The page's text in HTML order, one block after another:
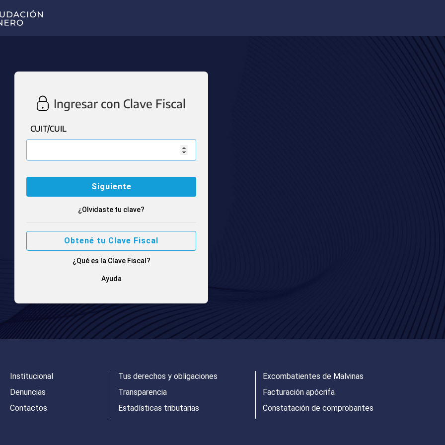
Ingresar con Clave Fiscal
CUIT/CUIL
¿Olvidaste tu clave?
Obtené tu Clave Fiscal
¿Qué es la Clave Fiscal?
Ayuda
Institucional
Denuncias
Contactos
Tus derechos y obligaciones
Transparencia
Estadísticas tributarias
Excombatientes de Malvinas
Facturación apócrifa
Constatación de comprobantes